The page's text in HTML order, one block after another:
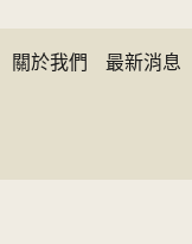
關於我們 最新消息